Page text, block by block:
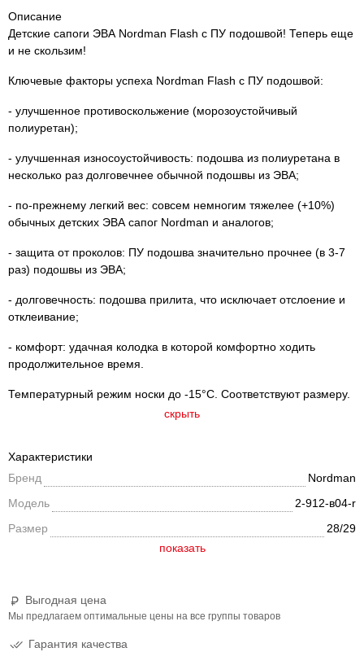
Описание
Детские сапоги ЭВА Nordman Flash с ПУ подошвой! Теперь еще
и не скользим!
Ключевые факторы успеха Nordman Flash с ПУ подошвой:
- улучшенное противоскольжение (морозоустойчивый
полиуретан);
- улучшенная износоустойчивость: подошва из полиуретана в
несколько раз долговечнее обычной подошвы из ЭВА;
- по-прежнему легкий вес: совсем немногим тяжелее (+10%)
обычных детских ЭВА сапог Nordman и аналогов;
- защита от проколов: ПУ подошва значительно прочнее (в 3-7
раз) подошвы из ЭВА;
- долговечность: подошва прилита, что исключает отслоение и
отклеивание;
- комфорт: удачная колодка в которой комфортно ходить
продолжительное время.
Температурный режим носки до -15°C. Соответствуют размеру.
скрыть
Выгодная цена
Мы предлагаем оптимальные цены на все группы товаров
Гарантия качества
Характеристики
Бренд
Nordman
Модель
2-912-в04-r
Размер
28/29